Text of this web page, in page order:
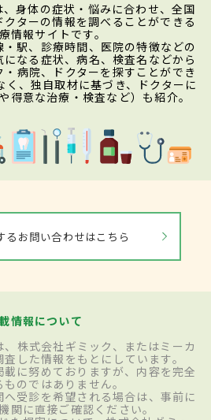
、身体の症状・悩みに合わせ、全国
ターの情報を調べることができる
情報サイトです。
駅、診療時間、医院の特徴などの
なる症状、病名、検査名などから
病院、ドクターを探すことができ
く、独自取材に基づき、ドクターに
得意な治療・検査など）も紹介。
るお問い合わせはこちら
情報について
株式会社ギミック、またはミーカ
した情報をもとにしています。
に努めておりますが、内容を完全
のではありません。
受診を希望される場合は、事前に
関に直接ご確認ください。